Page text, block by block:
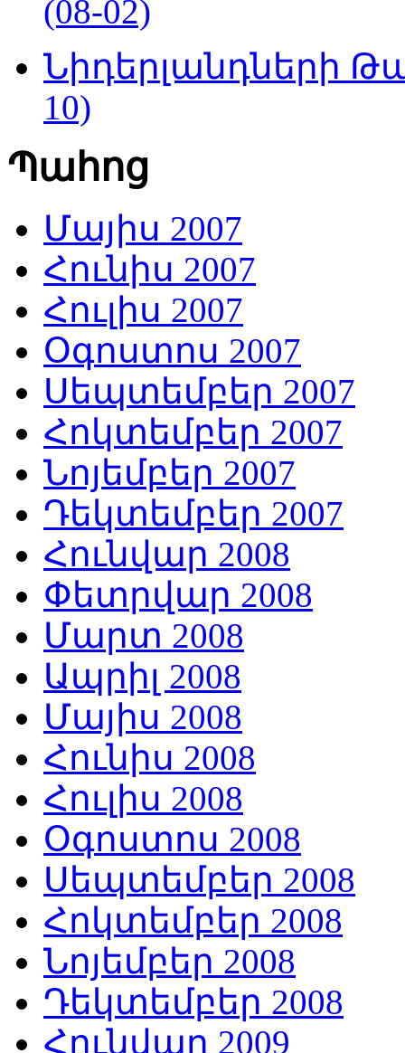
(08-02)
Նիդերլանդների
10)
Պահոց
Մայիս 2007
Հունիս 2007
Հուլիս 2007
Օգոստոս 2007
Սեպտեմբեր 2007
Հոկտեմբեր 2007
Նոյեմբեր 2007
Դեկտեմբեր 2007
Հունվար 2008
Փետրվար 2008
Մարտ 2008
Ապրիլ 2008
Մայիս 2008
Հունիս 2008
Հուլիս 2008
Օգոստոս 2008
Սեպտեմբեր 2008
Հոկտեմբեր 2008
Նոյեմբեր 2008
Դեկտեմբեր 2008
Հունվար 2009